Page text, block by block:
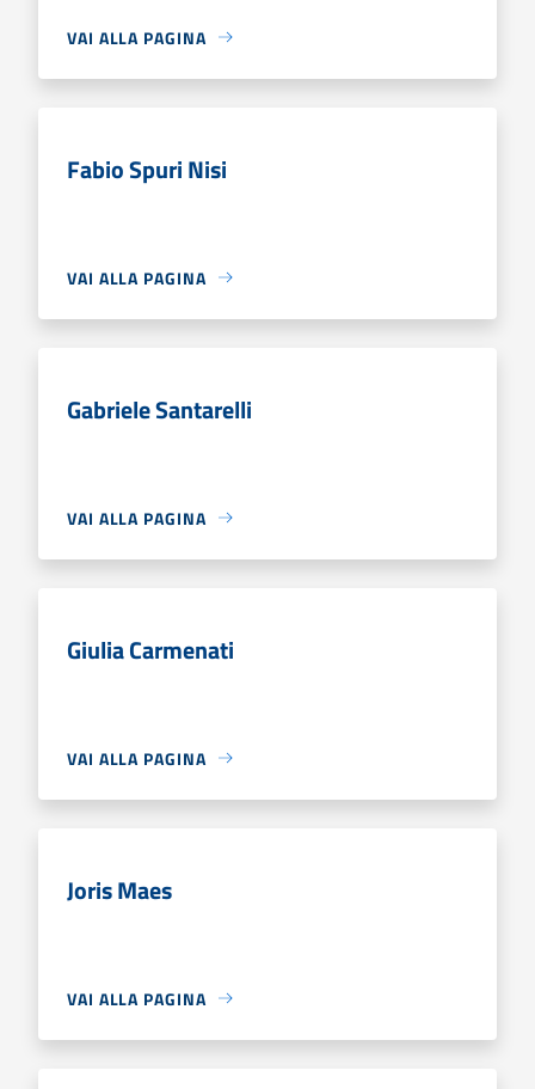
VAI ALLA PAGINA
Fabio Spuri Nisi
VAI ALLA PAGINA
Gabriele Santarelli
VAI ALLA PAGINA
Giulia Carmenati
VAI ALLA PAGINA
Joris Maes
VAI ALLA PAGINA